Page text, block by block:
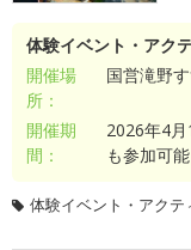
体験イベント・アク
開催場
所：
国営滝野
開催期
間：
2026年4
も参加可能
体験イベント・アクテ